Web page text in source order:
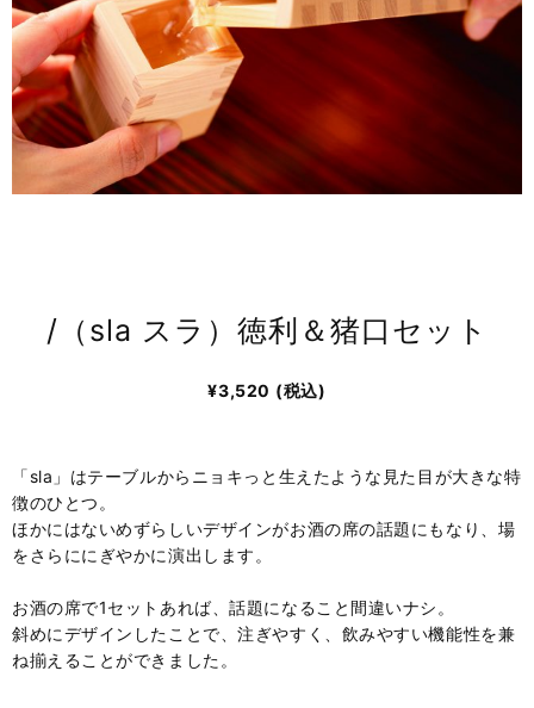
/（sla スラ）徳利＆猪口セット
¥3,520 (税込)
「sla」はテーブルからニョキっと生えたような見た目が大きな特
徴のひとつ。
ほかにはないめずらしいデザインがお酒の席の話題にもなり、場
をさらににぎやかに演出します。
お酒の席で1セットあれば、話題になること間違いナシ。
斜めにデザインしたことで、注ぎやすく、飲みやすい機能性を兼
ね揃えることができました。